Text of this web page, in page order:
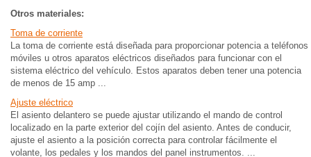
Otros materiales:
Toma de corriente
La toma de corriente está diseñada para proporcionar potencia a teléfonos
móviles u otros aparatos eléctricos diseñados para funcionar con el
sistema eléctrico del vehículo. Estos aparatos deben tener una potencia
de menos de 15 amp ...
Ajuste eléctrico
El asiento delantero se puede ajustar utilizando el mando de control
localizado en la parte exterior del cojín del asiento. Antes de conducir,
ajuste el asiento a la posición correcta para controlar fácilmente el
volante, los pedales y los mandos del panel instrumentos. ...